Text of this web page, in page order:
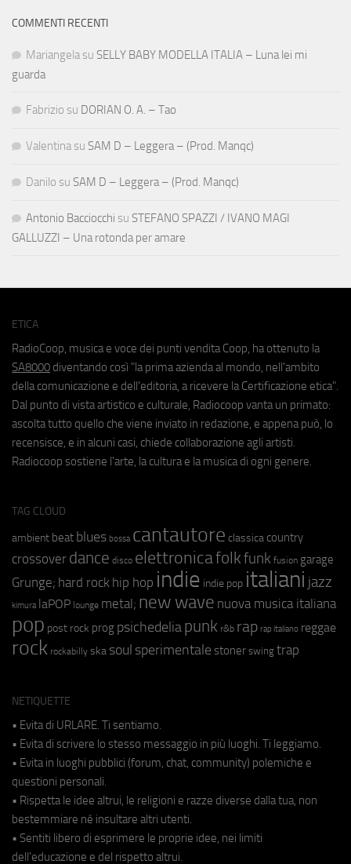
COMMENTI RECENTI
Mariangela su SELLY BABY MODELLA ITALIA – Luna lei mi
guarda
Fabrizio su DORIAN O. A. – Tao
Valentina su SAM D – Leggera – (Prod. Manqc)
Danilo su SAM D – Leggera – (Prod. Manqc)
Antonio Bacciocchi su STEFANO SPAZZI / IVANO MAGI
GALLUZZI – Una rotonda per amare
ETICA
RadioCoop, musica e voce dei punti vendita Coop, ha ottenuto la
SA8000 diventando così "la prima azienda al mondo, nell'ambito
della comunicazione e dell'editoria, a ricevere la Certificazione etica".
Dal punto di vista artistico e culturale, Radiocoop vanta un primato:
ascolta tutto quello che viene inviato in redazione, e appena può, lo
recensisce, e in alcuni casi, chiede collaborazione agli artisti.
Radiocoop sostiene l'arte, la cultura e la musica di ogni genere.
TAG CLOUD
ambient beat blues bossa cantautore classica country
crossover dance disco elettronicafolkfunk fusion garage
Grunge; hard rock hip hop indie indie pop italiani jazz
kimura laPOP lounge metal; new wave nuova musica italiana
pop post rock prog psichedeliapunk r&b rap rap italiano reggae
rock rockabilly ska soul sperimentale stoner swing trap
NETIQUETTE
• Evita di URLARE. Ti sentiamo.
• Evita di scrivere lo stesso messaggio in più luoghi. Ti leggiamo.
• Evita in luoghi pubblici (forum, chat, community) polemiche e
questioni personali.
• Rispetta le idee altrui, le religioni e razze diverse dalla tua, non
bestemmiare né insultare altri utenti.
• Sentiti libero di esprimere le proprie idee, nei limiti
dell'educazione e del rispetto altrui.